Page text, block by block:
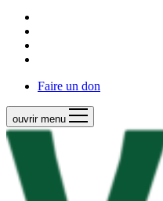
Faire un don
ouvrir menu